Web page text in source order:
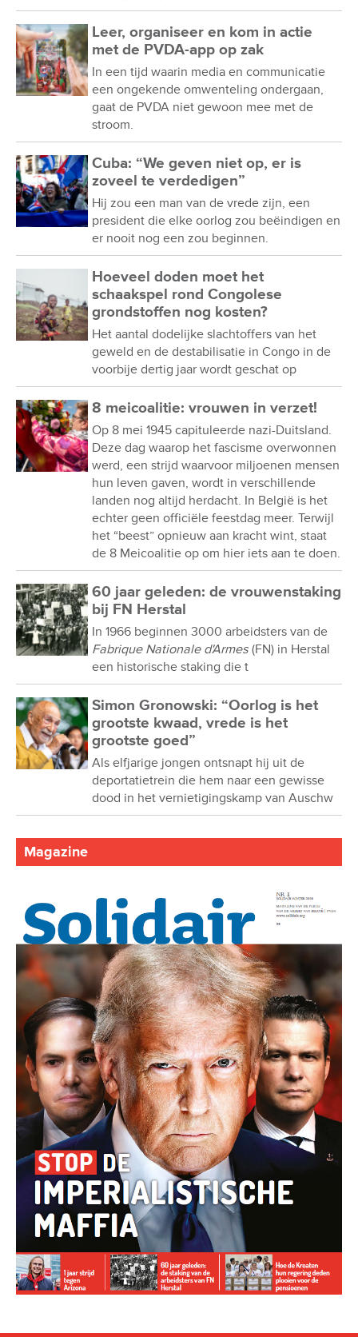
Leer, organiseer en kom in actie
met de PVDA-app op zak
In een tijd waarin media en communicatie
een ongekende omwenteling ondergaan,
gaat de PVDA niet gewoon mee met de
stroom.
Cuba: “We geven niet op, er is
zoveel te verdedigen”
Hij zou een man van de vrede zijn, een
president die elke oorlog zou beëindigen en
er nooit nog een zou beginnen.
Hoeveel doden moet het
schaakspel rond Congolese
grondstoffen nog kosten?
Het aantal dodelijke slachtoffers van het
geweld en de destabilisatie in Congo in de
voorbije dertig jaar wordt geschat op
8 meicoalitie: vrouwen in verzet!
Op 8 mei 1945 capituleerde nazi-Duitsland.
Deze dag waarop het fascisme overwonnen
werd, een strijd waarvoor miljoenen mensen
hun leven gaven, wordt in verschillende
landen nog altijd herdacht. In België is het
echter geen officiële feestdag meer. Terwijl
het “beest” opnieuw aan kracht wint, staat
de 8 Meicoalitie op om hier iets aan te doen.
60 jaar geleden: de vrouwenstaking
bij FN Herstal
In 1966 beginnen 3000 arbeidsters van de
Fabrique Nationale d'Armes (FN) in Herstal
een historische staking die t
Simon Gronowski: “Oorlog is het
grootste kwaad, vrede is het
grootste goed”
Als elfjarige jongen ontsnapt hij uit de
deportatietrein die hem naar een gewisse
dood in het vernietigingskamp van Auschw
Magazine